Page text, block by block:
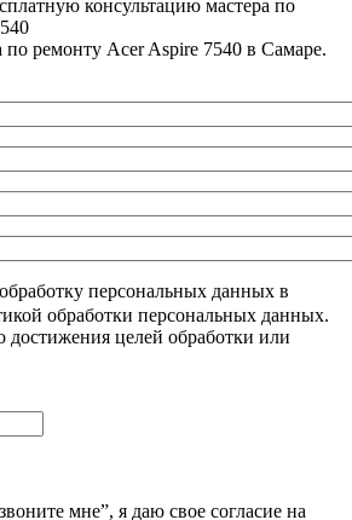
консультацию мастера по
по ремонту Acer Aspire 7540 в Самаре.
персональных данных в
обработки персональных данных.
достижения целей обработки или
мне”, я даю свое согласие на